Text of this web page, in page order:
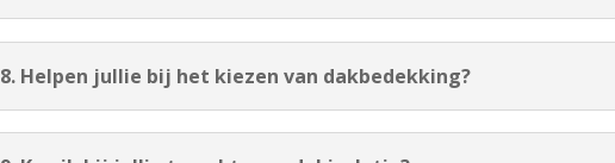
8. Helpen jullie bij het kiezen van dakbedekking?